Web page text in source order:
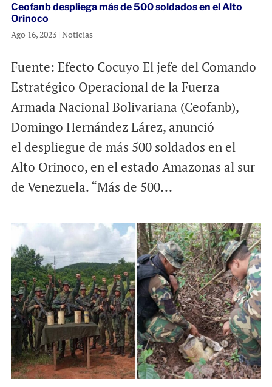
Ceofanb despliega más de 500 soldados en el Alto
Orinoco
Ago 16, 2023| Noticias
Fuente: Efecto Cocuyo El jefe del Comando
Estratégico Operacional de la Fuerza
Armada Nacional Bolivariana (Ceofanb),
Domingo Hernández Lárez, anunció
el despliegue de más 500 soldados en el
Alto Orinoco, en el estado Amazonas al sur
de Venezuela. “Más de 500...